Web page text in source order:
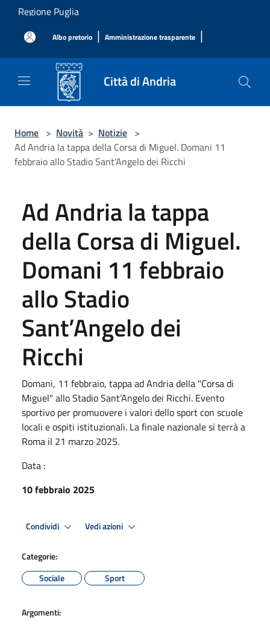
Salta al contenuto principale
Regione Puglia
Albo pretorio | Amministrazione trasparente |
Città di Andria
Home > Novità > Notizie >
Ad Andria la tappa della Corsa di Miguel. Domani 11
febbraio allo Stadio Sant’Angelo dei Ricchi
Ad Andria la tappa
della Corsa di Miguel.
Domani 11 febbraio
allo Stadio
Sant’Angelo dei
Ricchi
Domani, 11 febbraio, tappa ad Andria della "Corsa di
Miguel" allo Stadio Sant’Angelo dei Ricchi. Evento
sportivo per promuovere i valori dello sport con scuole
locali e ospiti istituzionali. La finale nazionale si terrà a
Roma il 21 marzo 2025.
Data :
10 febbraio 2025
Condividi Vedi azioni
Categorie:
Sociale
Sport
Argomenti: